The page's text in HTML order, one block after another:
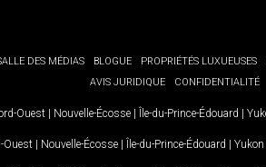
DES MÉDIAS BLOGUE PROPRIÉTÉS LUXUEUSES
AVIS JURIDIQUE
CONFIDENTIALITÉ
Ouest | Nouvelle-Écosse | Île-du-Prince-Édouard |
Ouest | Nouvelle-Écosse | Île-du-Prince-Édouard | Yukon